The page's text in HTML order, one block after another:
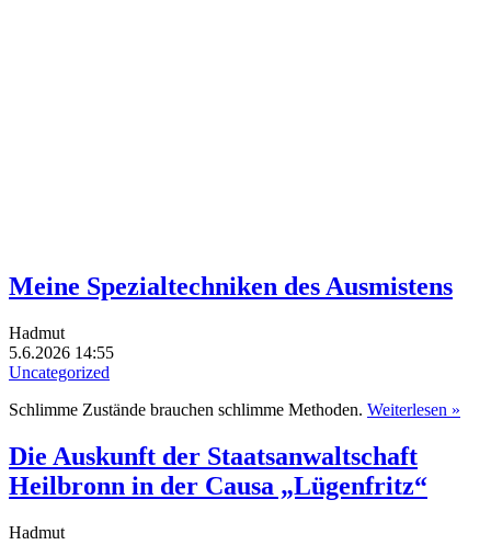
Meine Spezialtechniken des Ausmistens
Hadmut
5.6.2026 14:55
Uncategorized
Schlimme Zustände brauchen schlimme Methoden. Weiterlesen »
Die Auskunft der Staatsanwaltschaft
Heilbronn in der Causa „Lügenfritz“
Hadmut